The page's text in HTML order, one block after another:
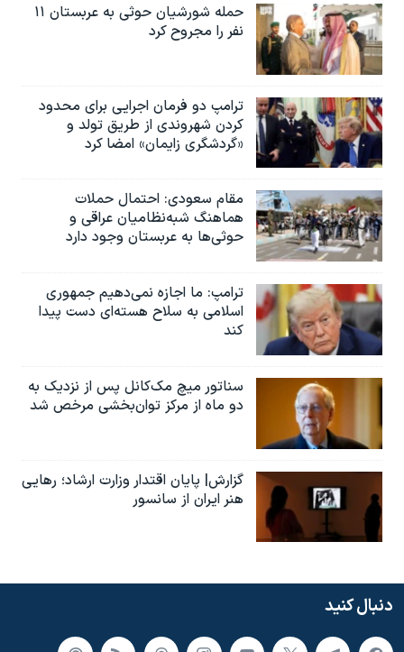
حمله شورشیان حوثی به عربستان ۱۱
نفر را مجروح کرد
ترامپ دو فرمان اجرایی برای محدود
کردن شهروندی از طریق تولد و
«گردشگری زایمان» امضا کرد
مقام سعودی: احتمال حملات
هماهنگ شبه‌نظامیان عراقی و
حوثی‌ها به عربستان وجود دارد
ترامپ: ما اجازه نمی‌دهیم جمهوری
اسلامی به سلاح هسته‌ای دست پیدا
کند
سناتور میچ مک‌کانل پس از نزدیک به
دو ماه از مرکز توان‌بخشی مرخص شد
گزارش| پایان اقتدار وزارت ارشاد؛ رهایی
هنر ایران از سانسور
دنبال کنید